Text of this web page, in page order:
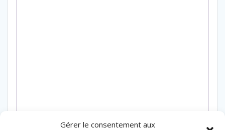
Gérer le consentement aux